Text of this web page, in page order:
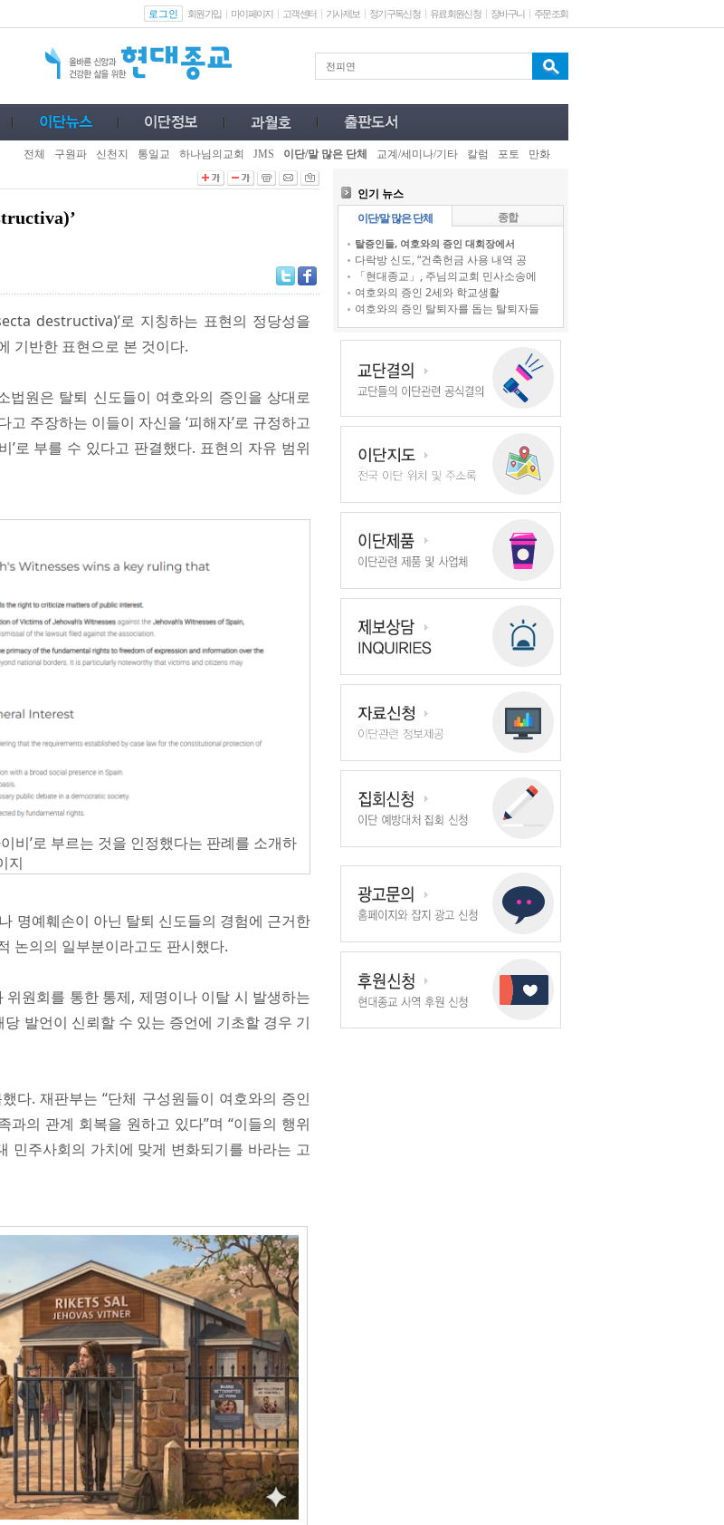
로그인 회원가입 마이페이지 고객센터 기사제보 정기구독신청 유료회원신청 장바구니 주문조회
전체 구원파 신천지 통일교 하나님의교회 JMS 이단/말 많은 단체 교계/세미나/기타 칼럼 포토 만화
destructiva)’로 지칭하는 표현의 정당성을
기반한 표현으로 본 것이다.
원은 탈퇴 신도들이 여호와의 증인을 상대로
주장하는 이들이 자신을 ‘피해자’로 규정하고
’로 부를 수 있다고 판결했다. 표현의 자유 범위
비’로 부르는 것을 인정했다는 판례를 소개하
지
명예훼손이 아닌 탈퇴 신도들의 경험에 근거한
논의의 일부분이라고도 판시했다.
원회를 통한 통제, 제명이나 이탈 시 발생하는
발언이 신뢰할 수 있는 증언에 기초할 경우 기
다. 재판부는 “단체 구성원들이 여호와의 증인
의 관계 회복을 원하고 있다”며 “이들의 행위
민주사회의 가치에 맞게 변화되기를 바라는 고
인기 뉴스
이단/말 많은 단체
종합
탈증인들, 여호와의 증인 대회장에서
다락방 신도, “건축헌금 사용 내역 공
「현대종교」, 주님의교회 민사소송에
여호와의 증인 2세와 학교생활
여호와의 증인 탈퇴자를 돕는 탈퇴자들